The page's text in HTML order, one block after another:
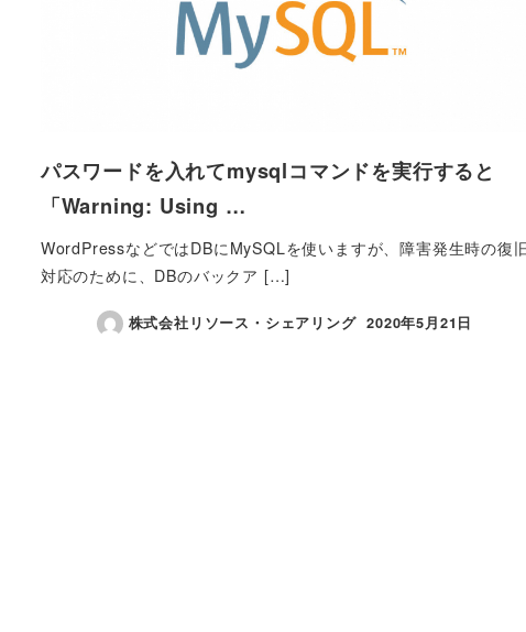
パスワードを入れてmysqlコマンドを実行すると
「Warning: Using …
WordPressなどではDBにMySQLを使いますが、障害発生時の復
対応のために、DBのバックア […]
株式会社リソース・シェアリング
投稿日
2020年5月21日